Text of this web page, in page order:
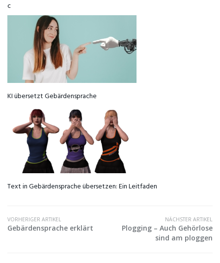
c
KI übersetzt Gebärdensprache
Text in Gebärdensprache übersetzen: Ein Leitfaden
VORHERIGER ARTIKEL
Gebärdensprache erklärt
NÄCHSTER ARTIKEL
Plogging – Auch Gehörlose
sind am ploggen